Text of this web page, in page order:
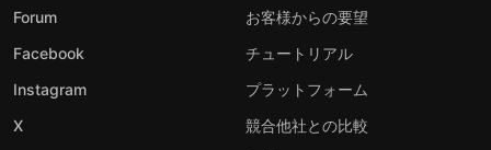
Forum
Facebook
Instagram
X
お客様からの要望
チュートリアル
プラットフォーム
競合他社との比較